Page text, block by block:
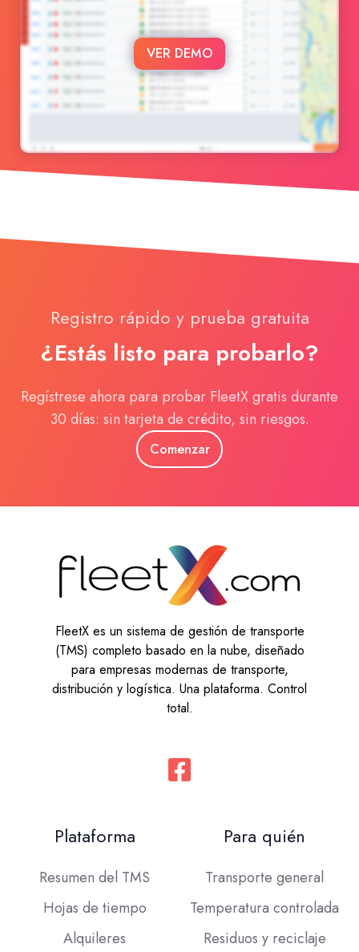
VER DEMO
Registro rápido y prueba gratuita
¿Estás listo para probarlo?
Regístrese ahora para probar FleetX gratis durante
30 días: sin tarjeta de crédito, sin riesgos.
Comenzar
FleetX es un sistema de gestión de transporte
(TMS) completo basado en la nube, diseñado
para empresas modernas de transporte,
distribución y logística. Una plataforma. Control
total.
Plataforma
Resumen del TMS
Hojas de tiempo
Alquileres
Para quién
Transporte general
Temperatura controlada
Residuos y reciclaje